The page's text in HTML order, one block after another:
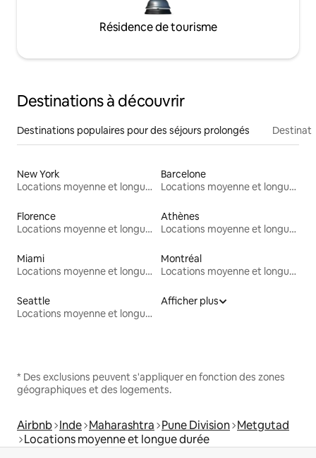
Résidence de tourisme
Destinations à découvrir
Destinations populaires pour des séjours prolongés
New York
Locations moyenne et longue durée
Barcelone
Locations moyenne et longue durée
Florence
Locations moyenne et longue durée
Athènes
Locations moyenne et longue durée
Miami
Locations moyenne et longue durée
Montréal
Locations moyenne et longue durée
Seattle
Locations moyenne et longue durée
Afficher plus
* Des exclusions peuvent s'appliquer en fonction des zones
géographiques et des logements.
Airbnb Inde Maharashtra Pune Division Metgutad
Locations moyenne et longue durée